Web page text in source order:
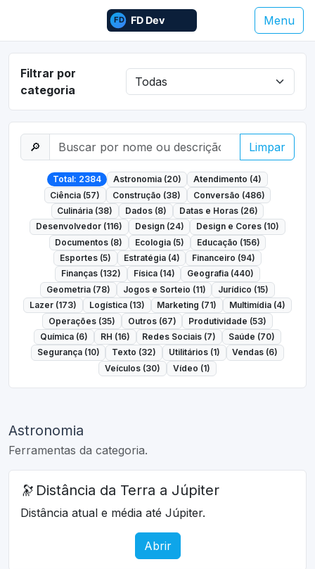
Menu
Filtrar por
categoria
🔎 Limpar
Total: 2384 Astronomia (20)
Atendimento (4)
Ciência (57)
Construção (38)
Conversão (486)
Culinária (38)
Dados (8)
Datas e Horas (26)
Desenvolvedor (116)
Design (24)
Design e Cores (10)
Documentos (8)
Ecologia (5)
Educação (156)
Esportes (5)
Estratégia (4)
Financeiro (94)
Finanças (132)
Física (14)
Geografia (440)
Geometria (78)
Jogos e Sorteio (11)
Jurídico (15)
Lazer (173)
Logística (13) Marketing (71)
Multimídia (4)
Operações (35)
Outros (67)
Produtividade (53)
Química (6)
RH (16) Redes Sociais (7)
Saúde (70)
Segurança (10)
Texto (32) Utilitários (1)
Vendas (6)
Veículos (30)
Vídeo (1)
Astronomia
Ferramentas da categoria.
🔭 Distância da Terra a Júpiter
Distância atual e média até Júpiter.
Abrir